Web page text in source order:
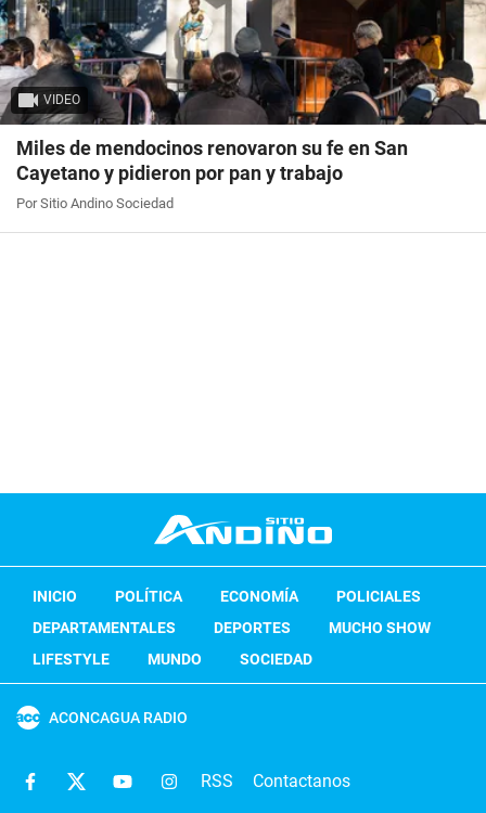
VIDEO
Miles de mendocinos renovaron su fe en San
Cayetano y pidieron por pan y trabajo
Por Sitio Andino Sociedad
INICIO POLÍTICA ECONOMÍA
POLICIALES
DEPARTAMENTALES
DEPORTES
MUCHO SHOW
LIFESTYLE
MUNDO SOCIEDAD
ACONCAGUA RADIO
RSS Contactanos